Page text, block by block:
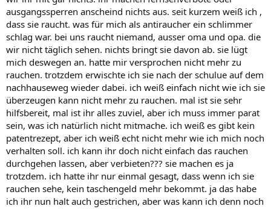
ausgangssperren anscheind nichts aus. seit kurzem weiß ich ,
dass sie raucht. was für mich als antiraucher ein schlimmer
schlag war. bei uns raucht niemand, ausser oma und opa. die
wir nicht täglich sehen. nichts bringt sie davon ab. sie lügt
mich deswegen an. hatte mir versprochen nicht mehr zu
rauchen. trotzdem erwischte ich sie nach der schulue auf dem
nachhauseweg wieder dabei. ich weiß einfach nicht wie ich sie
überzeugen kann nicht mehr zu rauchen. mal ist sie sehr
hilfsbereit, mal ist ihr alles zuviel, aber ich muss immer parat
sein, was ich natürlich nicht mitmache. ich weiß es gibt kein
patentrezept, aber ich weiß echt nicht mehr wie ich mich noch
verhalten soll. ich kann ihr doch nicht einfach das rauchen
durchgehen lassen, aber verbieten??? sie machen es ja
trotzdem. ich hatte ihr nur einmal gesagt, dass wenn ich sie
rauchen sehe, kein taschengeld mehr bekommt. ja das habe
ich ihr nun halt auch gestrichen, aber was kann ich denn noch